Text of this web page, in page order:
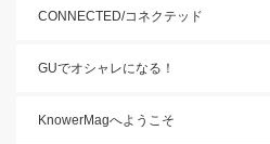
CONNECTED/コネクテッド
GUでオシャレになる！
KnowerMagへようこそ